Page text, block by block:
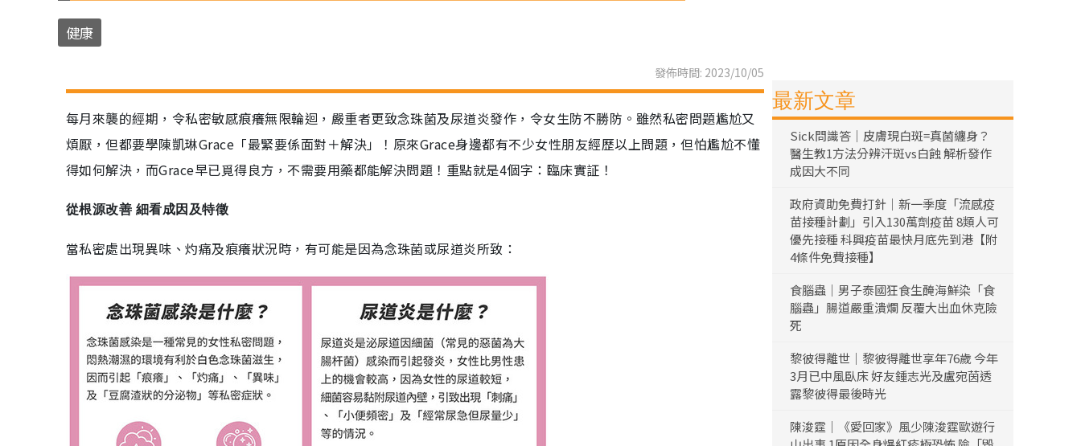
健康
發佈時間: 2023/10/05
每月來襲的經期，令私密敏感痕癢無限輪迴，嚴重者更致念珠菌及尿道炎發作，令女生防不勝防。雖然私密問題尷尬又
煩厭，但都要學陳凱琳Grace「最緊要係面對＋解決」！原來Grace身邊都有不少女性朋友經歷以上問題，但怕尷尬不懂
得如何解決，而Grace早已覓得良方，不需要用藥都能解決問題！重點就是4個字：臨床實証！
從根源改善 細看成因及特徵
當私密處出現異味、灼痛及痕癢狀況時，有可能是因為念珠菌或尿道炎所致：
最新文章
Sick問識答｜皮膚現白斑=真菌纏身？
醫生教1方法分辨汗斑vs白蝕 解析發作
成因大不同
政府資助免費打針｜新一季度「流感疫
苗接種計劃」引入130萬劑疫苗 8類人可
優先接種 科興疫苗最快月底先到港【附
4條件免費接種】
食腦蟲｜男子泰國狂食生醃海鮮染「食
腦蟲」腸道嚴重潰爛 反覆大出血休克險
死
黎彼得離世｜黎彼得離世享年76歲 今年
3月已中風臥床 好友鍾志光及盧宛茵透
露黎彼得最後時光
陳浚霆｜《愛回家》風少陳浚霆歐遊行